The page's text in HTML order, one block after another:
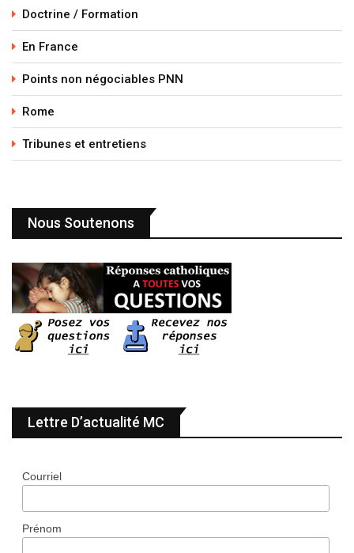
Doctrine / Formation
En France
Points non négociables PNN
Rome
Tribunes et entretiens
Nous Soutenons
Lettre D’actualité MC
Courriel
Prénom